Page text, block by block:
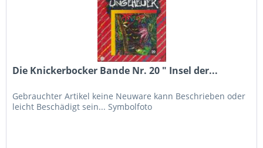
Die Knickerbocker Bande Nr. 20 " Insel der...
Gebrauchter Artikel keine Neuware kann Beschrieben oder
leicht Beschädigt sein... Symbolfoto